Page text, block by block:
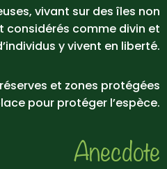
vivant sur des îles non
considérés comme divin et
y vivent en liberté.
et zones protégées
pour protéger l’espèce.
Anecdote